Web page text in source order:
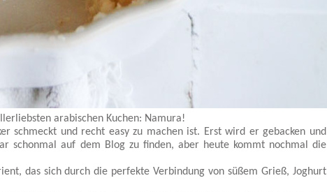
arabischen Kuchen: Namura!
schmeckt und recht easy zu machen ist. Erst wird er gebacken und
schonmal auf dem Blog zu finden, aber heute kommt nochmal die
das sich durch die perfekte Verbindung von süßem Grieß, Joghurt